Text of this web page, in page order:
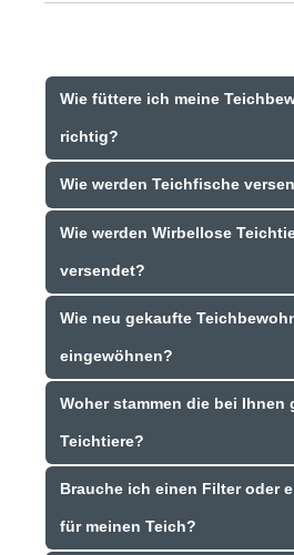
Wie füttere ich meine
richtig?
Wie werden Teichfische
Wie werden Wirbellose
versendet?
Wie neu gekaufte
eingewöhnen?
Woher stammen die bei Ihnen
Teichtiere?
Brauche ich einen Filter oder
für meinen Teich?